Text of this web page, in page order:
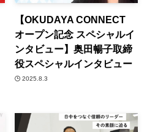
【OKUDAYA CONNECT
オープン記念 スペシャルイ
ンタビュー】奥田暢子取締
役スペシャルインタビュー
2025.8.3